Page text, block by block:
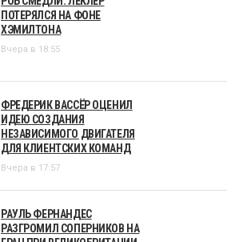
ПОТЕРЯЛСЯ НА ФОНЕ
ХЭМИЛТОНА
Вчера в 18:55
ФРЕДЕРИК ВАССЁР ОЦЕНИЛ
ИДЕЮ СОЗДАНИЯ
НЕЗАВИСИМОГО ДВИГАТЕЛЯ
ДЛЯ КЛИЕНТСКИХ КОМАНД
Вчера в 17:57
РАУЛЬ ФЕРНАНДЕС
РАЗГРОМИЛ СОПЕРНИКОВ НА